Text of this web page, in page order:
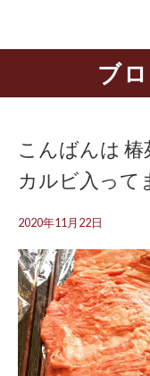
ブ
こんばんは
カルビ入って
2020年11月22日